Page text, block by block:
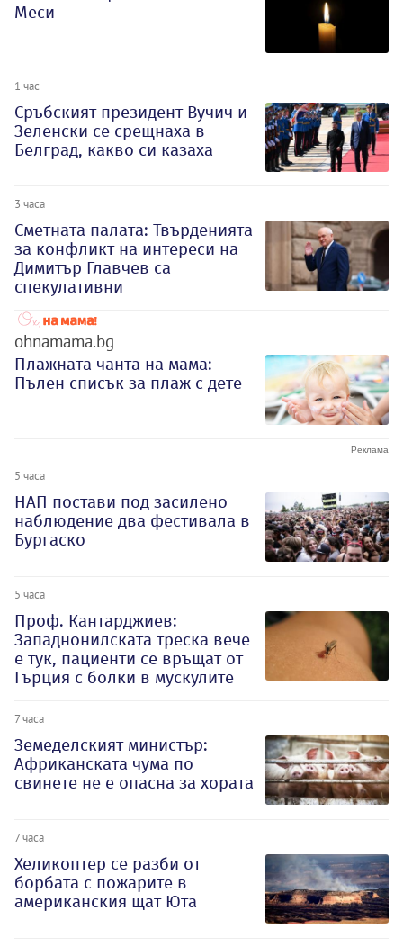
Меси
1 час
Сръбският президент Вучич и
Зеленски се срещнаха в
Белград, какво си казаха
3 часа
Сметната палата: Твърденията
за конфликт на интереси на
Димитър Главчев са
спекулативни
ohnamama.bg
Плажната чанта на мама:
Пълен списък за плаж с дете
5 часа
НАП постави под засилено
наблюдение два фестивала в
Бургаско
5 часа
Проф. Кантарджиев:
Западнонилската треска вече
е тук, пациенти се връщат от
Гърция с болки в мускулите
7 часа
Земеделският министър:
Африканската чума по
свинете не е опасна за хората
7 часа
Хеликоптер се разби от
борбата с пожарите в
американския щат Юта